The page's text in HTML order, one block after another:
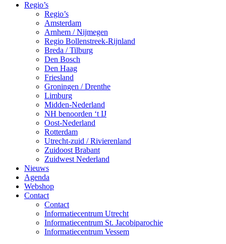
Regio’s
Regio’s
Amsterdam
Arnhem / Nijmegen
Regio Bollenstreek-Rijnland
Breda / Tilburg
Den Bosch
Den Haag
Friesland
Groningen / Drenthe
Limburg
Midden-Nederland
NH benoorden ‘t IJ
Oost-Nederland
Rotterdam
Utrecht-zuid / Rivierenland
Zuidoost Brabant
Zuidwest Nederland
Nieuws
Agenda
Webshop
Contact
Contact
Informatiecentrum Utrecht
Informatiecentrum St. Jacobiparochie
Informatiecentrum Vessem